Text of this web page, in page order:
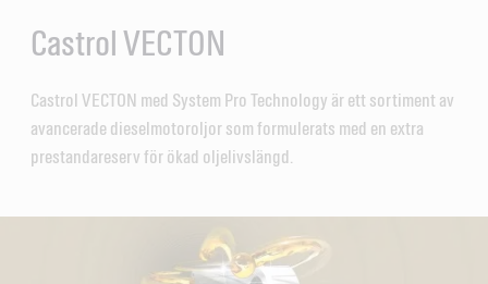
Castrol VECTON
Castrol VECTON med System Pro Technology är ett sortiment av
avancerade dieselmotoroljor som formulerats med en extra
prestandareserv för ökad oljelivslängd.